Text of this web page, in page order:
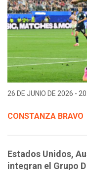
26 DE JUNIO DE 2026 -
CONSTANZA BRAVO
Estados Unidos,
integran el Grupo